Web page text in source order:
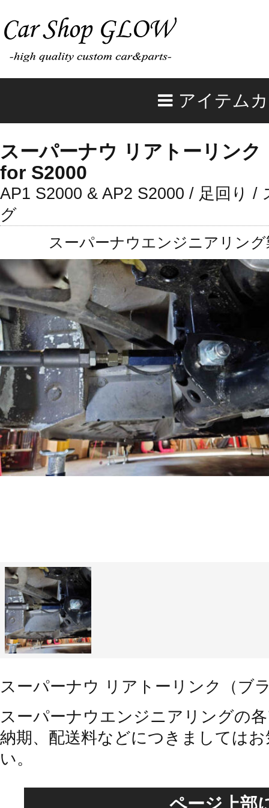
アイテム
スーパーナウ リアトーリン
for S2000
AP1 S2000 & AP2 S2000 / 足回り /
グ
スーパーナウエンジニアリン
スーパーナウ リアトーリンク（ブ
スーパーナウエンジニアリングの
納期、配送料などにつきましては
い。
ページ上部